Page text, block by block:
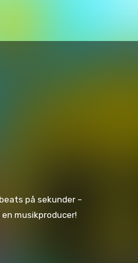
på sekunder –
musikproducer!